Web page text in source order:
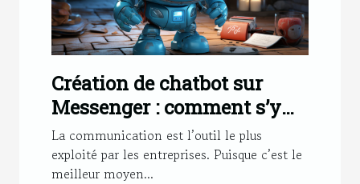
Création de chatbot sur
Messenger : comment s’y
prendre ?
La communication est l’outil le plus
exploité par les entreprises. Puisque c’est le
meilleur moyen...